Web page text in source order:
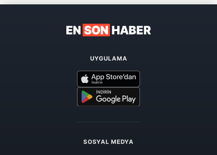
UYGULAMA
SOSYAL MEDYA